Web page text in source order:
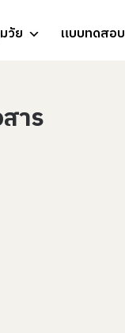
วัย แบบทดสอบ
าร